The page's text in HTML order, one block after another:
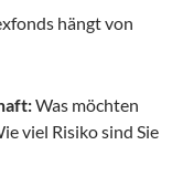
hängt von
Was möchten
viel Risiko sind Sie